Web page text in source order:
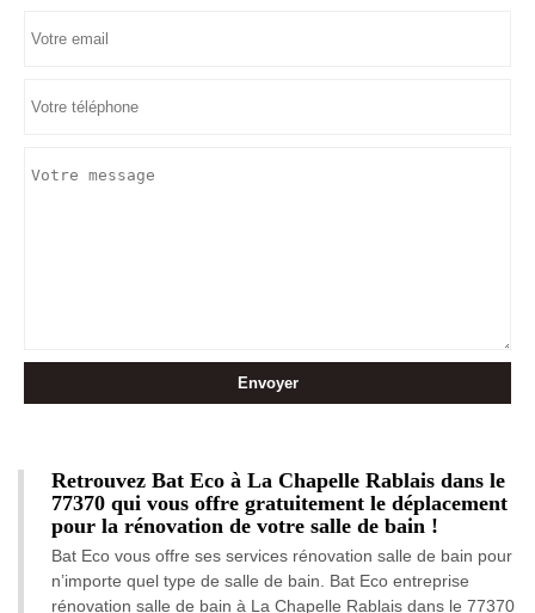
Retrouvez Bat Eco à La Chapelle Rablais dans le
77370 qui vous offre gratuitement le déplacement
pour la rénovation de votre salle de bain !
Bat Eco vous offre ses services rénovation salle de bain pour
n’importe quel type de salle de bain. Bat Eco entreprise
rénovation salle de bain à La Chapelle Rablais dans le 77370